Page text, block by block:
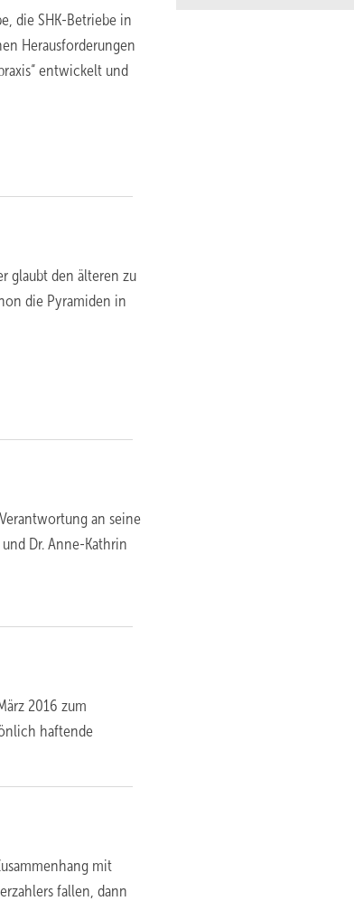
die SHK-Betriebe in
Herausforderungen
entwickelt und
glaubt den älteren zu
die Pyramiden in
an seine
Dr. Anne-Kathrin
2016 zum
haftende
mit
fallen, dann